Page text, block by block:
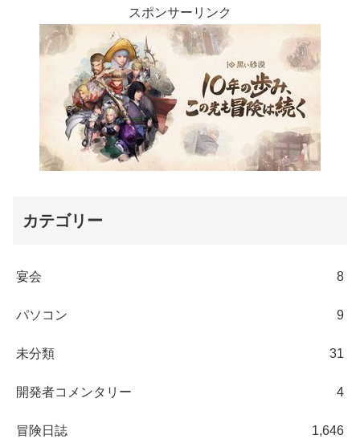
スポンサーリンク
カテゴリー
宴会 8
パソコン 9
未分類 31
開発者コメンタリー 4
冒険日誌 1,646